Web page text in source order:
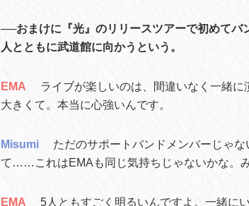
──おまけに『光』のリリースツアーで初めてバ
人とともに武道館に向かうという。
EMA
ライブが楽しいのは、間違いなく一緒
大きくて。本当に心強いんです。
Misumi
ただのサポートバンドメンバーじゃ
て……これはEMAも同じ気持ちじゃないかな。
EMA 5人ともすごく明るいんですよ。一緒に